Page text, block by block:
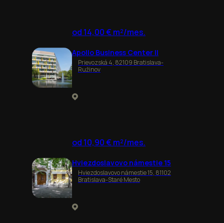
od 14,00 € m²/mes.
Apollo Business Center II
Prievozská 4, 82109 Bratislava-
Ružinov
od 10,90 € m²/mes.
Hviezdoslavovo námestie 15
Hviezdoslavovo námestie 15, 81102
Bratislava-Staré Mesto